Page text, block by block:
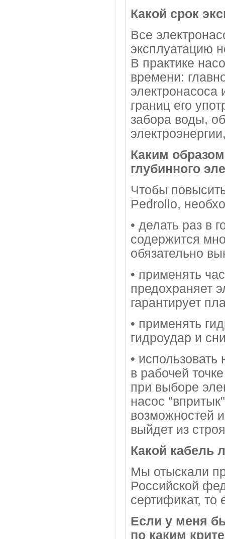
Какой срок
Все
эксплуатацию
В практике
времени:
электронасоса
границ его
забора воды,
Каким
глубинного
Чтобы
Pedrollo,
• делать раз в
содержится
обязательно
• применять
предохраняет
гарантирует
• применять
гидроудар и
•
в рабочей
при выборе
насос
возможностей
выйдет из
Какой кабель
Мы отыскали
Российской
сертификат, то
Если у меня
по каким